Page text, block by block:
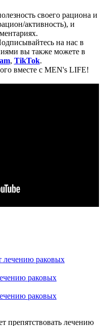
своего рациона и
активность), и
на нас в
вы также можете в
, TikTok.
вместе с MEN's LIFE!
раковых
раковых
препятствовать лечению